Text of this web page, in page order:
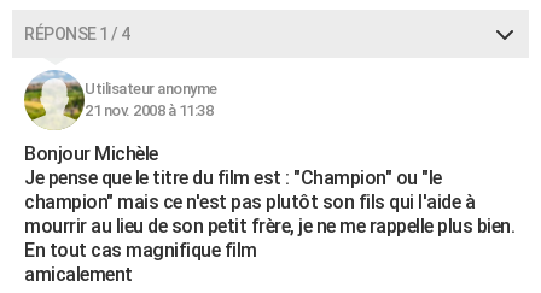
CARTE DE VOEUX
Carte de Noël
Carte Bonne année
Carte Saint-Valentin
Carte Pâques
Carte d'anniversaire
DICTIONNAIRE
Dictionnaire
Biographies
Citations
Expressions
Proverbes
COPAINS D'AVANT
S'inscrire
Se connecter
Lycées
Collèges
Primaires
Universités
Entreprises
Service militaire
Avis de recherche
AVIS DE DÉCÈS
FORUM
RÉPONSE 1 / 4
Utilisateur anonyme
21 nov. 2008 à 11:38
Bonjour Michèle
Je pense que le titre du film est : "Champion" ou "le
champion" mais ce n'est pas plutôt son fils qui l'aide à
mourrir au lieu de son petit frère, je ne me rappelle plus bien.
En tout cas magnifique film
amicalement